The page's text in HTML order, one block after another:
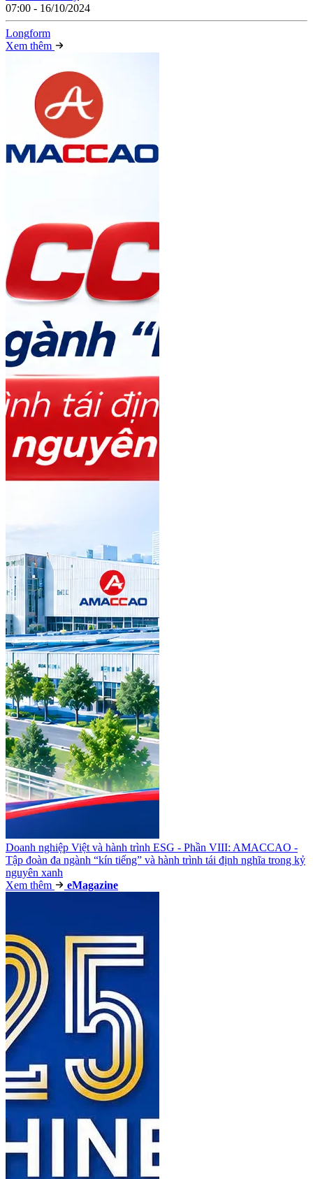
07:00 - 16/10/2024
Longform
Xem thêm
Doanh nghiệp Việt và hành trình ESG - Phần VIII: AMACCAO -
Tập đoàn đa ngành “kín tiếng” và hành trình tái định nghĩa trong kỷ
nguyên xanh
Xem thêm
eMagazine